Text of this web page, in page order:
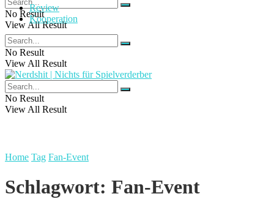
No Result
View All Result
Review
Kooperation
No Result
View All Result
No Result
View All Result
Home Tag Fan-Event
Schlagwort: Fan-Event